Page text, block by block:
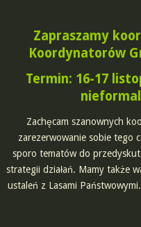
Zapraszamy
Koordynatorów
Termin: 16-17
Zachęcam szanownych
zarezerwowanie sobie tego
sporo tematów do
strategii działań. Mamy także
ustaleń z Lasami